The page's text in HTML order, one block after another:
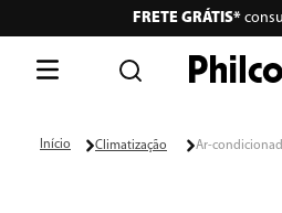
FRETE GRÁTIS*
Climatização Ar-